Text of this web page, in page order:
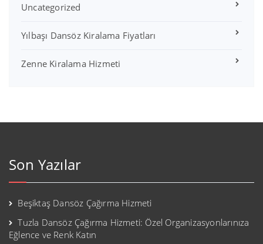
Uncategorized
Yılbaşı Dansöz Kiralama Fiyatları
Zenne Kiralama Hizmeti
Son Yazılar
Beşiktaş Dansöz Çağırma Hizmeti
Tuzla Dansöz Çağırma Hizmeti: Özel Organizasyonlarınıza
Eğlence ve Renk Katın